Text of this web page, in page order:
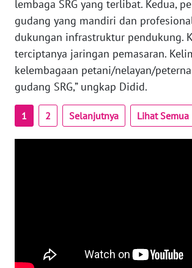
lembaga SRG yang terlibat. Kedua,
gudang yang mandiri dan
dukungan infrastruktur pendukung.
terciptanya jaringan pemasaran.
kelembagaan petani/nelayan/
gudang SRG,” ungkap Didid.
1 2 Selanjutnya Lihat Semua
WN
BABEL
WN
SUMBAR
SUMSEL
JATENG